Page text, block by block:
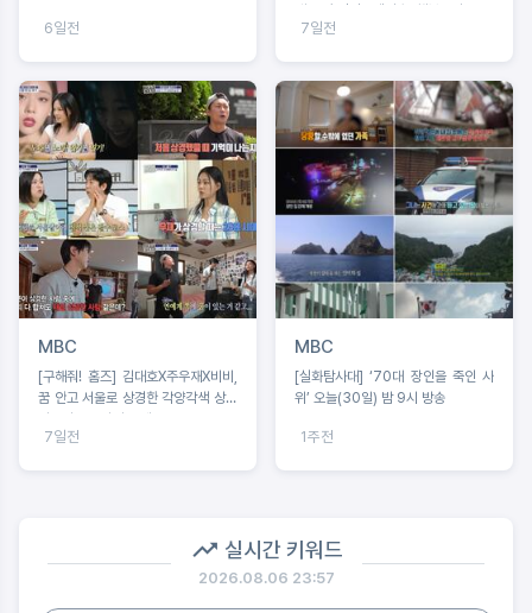
6일전
6/45’ 황금손 출연>
7일전
MBC
[구해줘! 홈즈] 김대호X주우재X비비,
꿈 안고 서울로 상경한 각양각색 상경
7일전
MBC
[실화탐사대] ‘70대 장인을 죽인 사
위’ 오늘(30일) 밤 9시 방송
1주전
실시간 키워드
2026.08.06 23:57